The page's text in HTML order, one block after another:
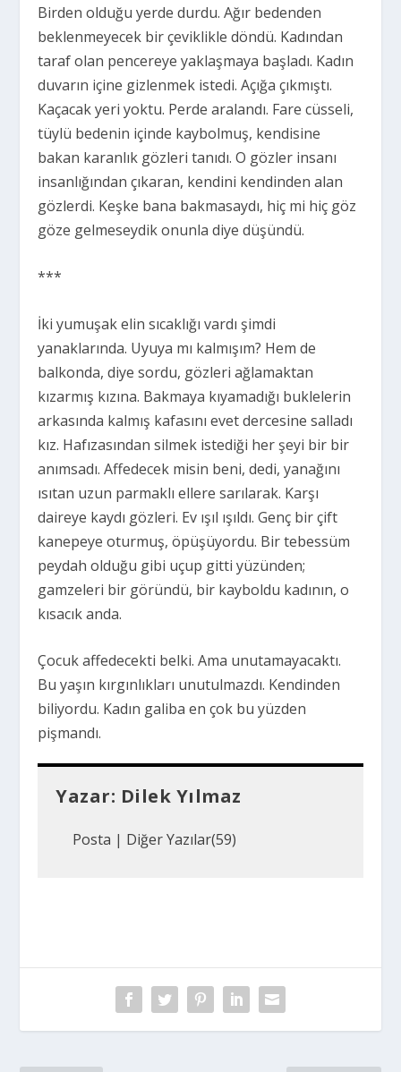
Birden olduğu yerde durdu. Ağır bedenden
beklenmeyecek bir çeviklikle döndü. Kadından
taraf olan pencereye yaklaşmaya başladı. Kadın
duvarın içine gizlenmek istedi. Açığa çıkmıştı.
Kaçacak yeri yoktu. Perde aralandı. Fare cüsseli,
tüylü bedenin içinde kaybolmuş, kendisine
bakan karanlık gözleri tanıdı. O gözler insanı
insanlığından çıkaran, kendini kendinden alan
gözlerdi. Keşke bana bakmasaydı, hiç mi hiç göz
göze gelmeseydik onunla diye düşündü.
***
İki yumuşak elin sıcaklığı vardı şimdi
yanaklarında. Uyuya mı kalmışım? Hem de
balkonda, diye sordu, gözleri ağlamaktan
kızarmış kızına. Bakmaya kıyamadığı buklelerin
arkasında kalmış kafasını evet dercesine salladı
kız. Hafızasından silmek istediği her şeyi bir bir
anımsadı. Affedecek misin beni, dedi, yanağını
ısıtan uzun parmaklı ellere sarılarak. Karşı
daireye kaydı gözleri. Ev ışıl ışıldı. Genç bir çift
kanepeye oturmuş, öpüşüyordu. Bir tebessüm
peydah olduğu gibi uçup gitti yüzünden;
gamzeleri bir göründü, bir kayboldu kadının, o
kısacık anda.
Çocuk affedecekti belki. Ama unutamayacaktı.
Bu yaşın kırgınlıkları unutulmazdı. Kendinden
biliyordu. Kadın galiba en çok bu yüzden
pişmandı.
Yazar: Dilek Yılmaz
Posta | Diğer Yazılar(59)